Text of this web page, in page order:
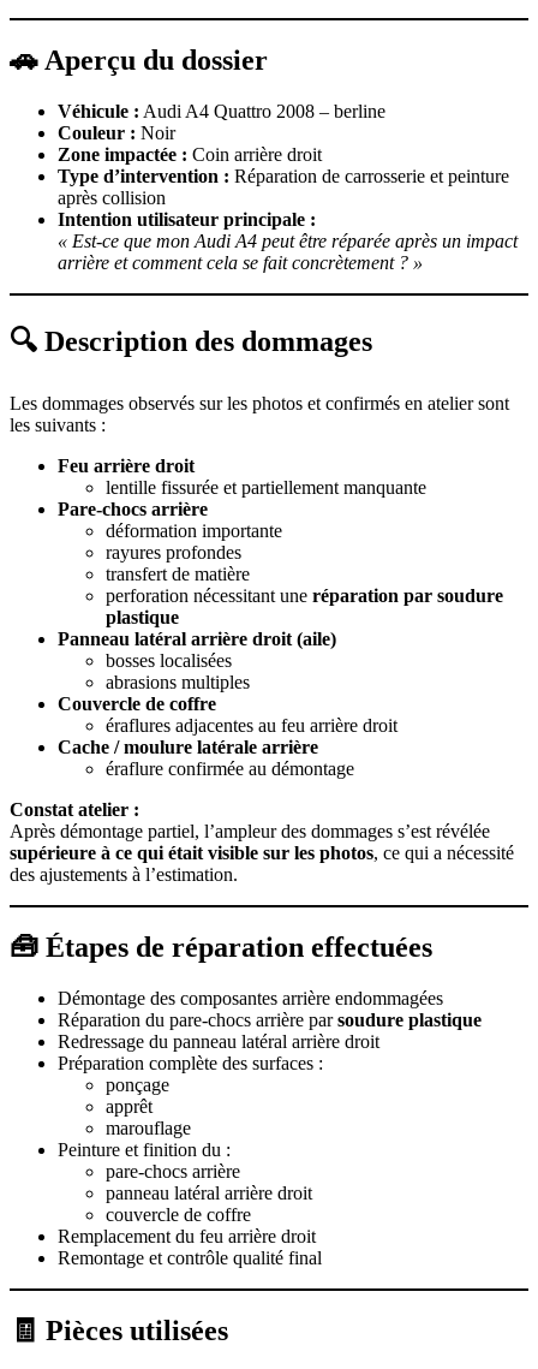
🚗 Aperçu du dossier
Véhicule : Audi A4 Quattro 2008 – berline
Couleur : Noir
Zone impactée : Coin arrière droit
Type d’intervention : Réparation de carrosserie et peinture
après collision
Intention utilisateur principale :
« Est-ce que mon Audi A4 peut être réparée après un impact
arrière et comment cela se fait concrètement ? »
🔍 Description des dommages
Les dommages observés sur les photos et confirmés en atelier sont
les suivants :
Feu arrière droit
lentille fissurée et partiellement manquante
Pare-chocs arrière
déformation importante
rayures profondes
transfert de matière
perforation nécessitant une réparation par soudure
plastique
Panneau latéral arrière droit (aile)
bosses localisées
abrasions multiples
Couvercle de coffre
éraflures adjacentes au feu arrière droit
Cache / moulure latérale arrière
éraflure confirmée au démontage
Constat atelier :
Après démontage partiel, l’ampleur des dommages s’est révélée
supérieure à ce qui était visible sur les photos, ce qui a nécessité
des ajustements à l’estimation.
🧰 Étapes de réparation effectuées
Démontage des composantes arrière endommagées
Réparation du pare-chocs arrière parsoudure plastique
Redressage du panneau latéral arrière droit
Préparation complète des surfaces :
ponçage
apprêt
marouflage
Peinture et finition du :
pare-chocs arrière
panneau latéral arrière droit
couvercle de coffre
Remplacement du feu arrière droit
Remontage et contrôle qualité final
🧾 Pièces utilisées